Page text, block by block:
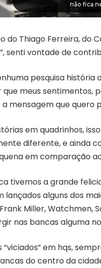
não fica
do Thiago Ferreira, do
senti vontade de
pesquisa
meus sentimentos,
mensagem que quero
em quadrinhos,
diferente, e ainda
em comparação
tivemos a grande
lançados alguns dos
Miller, Watchmen,
nas bancas alguma
em hqs,
do centro da